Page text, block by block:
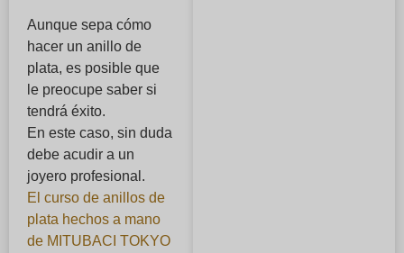
Aunque sepa cómo
hacer un anillo de
plata, es posible que
le preocupe saber si
tendrá éxito.
En este caso, sin duda
debe acudir a un
joyero profesional.
El curso de anillos de
plata hechos a mano
de MITUBACI TOKYO